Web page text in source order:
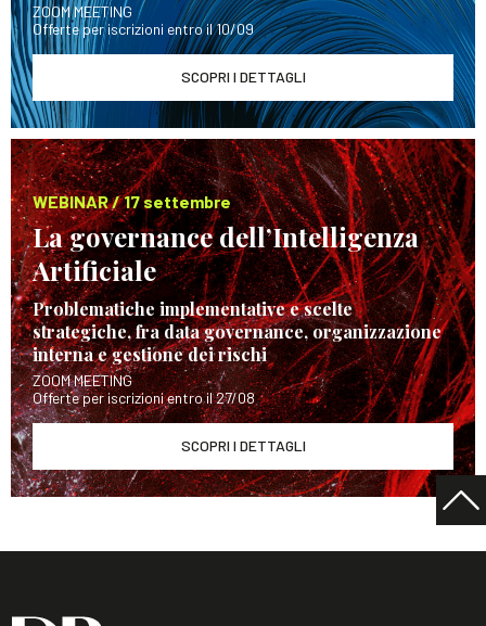
ZOOM MEETING
Offerte per iscrizioni entro il 10/09
SCOPRI I DETTAGLI
WEBINAR / 17 settembre
La governance dell’Intelligenza
Artificiale
Problematiche implementative e scelte
strategiche, fra data governance, organizzazione
interna e gestione dei rischi
ZOOM MEETING
Offerte per iscrizioni entro il 27/08
SCOPRI I DETTAGLI